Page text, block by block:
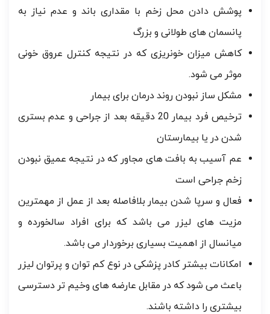
پوشش دادن محل زخم با مقداری باند و عدم نیاز به
پانسمان های طولانی و بزرگ
کاهش میزان خونریزی که در نتیجه کنترل عروق خونی
موثر می شود.
مشکل ساز نبودن روند درمان برای بیمار
ترخیص فرد بیمار 20 دقیقه بعد از جراحی و عدم بستری
شدن در یا بیمارستان
عم آسیب به بافت های مجاور که در نتیجه عمیق نبودن
زخم جراحی است
فعال و سرپا شدن بیمار بلافاصله بعد از عمل از مهمترین
مزیت های لیزر می باشد که برای افراد سالخورده و
میانسال از اهمیت بسیاری برخوردار می باشد.
امکانات بیشتر کادر پزشکی در نوع کم توان و پرتوان لیزر
باعث می شود که در مقابل عارضه های وخیم تر دسترسی
بیشتری را داشته باشند.